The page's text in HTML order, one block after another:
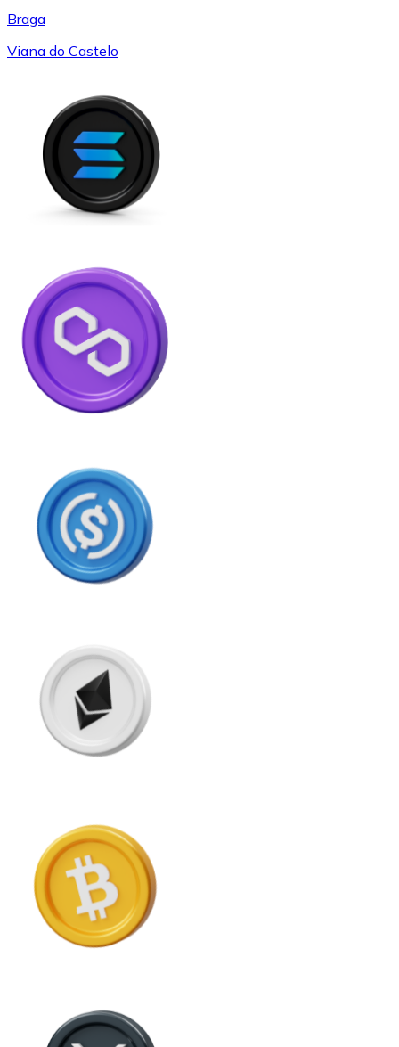
Braga
Viana do Castelo